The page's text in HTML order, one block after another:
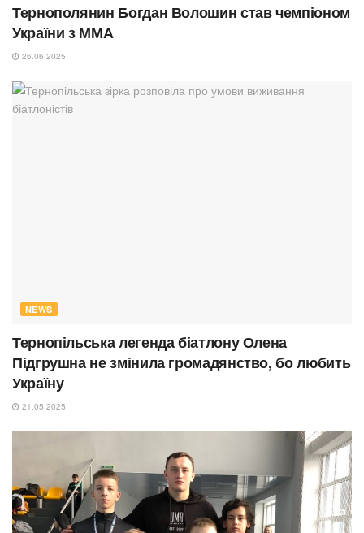
Тернополянин Богдан Волошин став чемпіоном
України з ММА
26.06.2025
NEWS
Тернопільська легенда біатлону Олена
Підгрушна не змінила громадянство, бо любить
Україну
21.05.2025